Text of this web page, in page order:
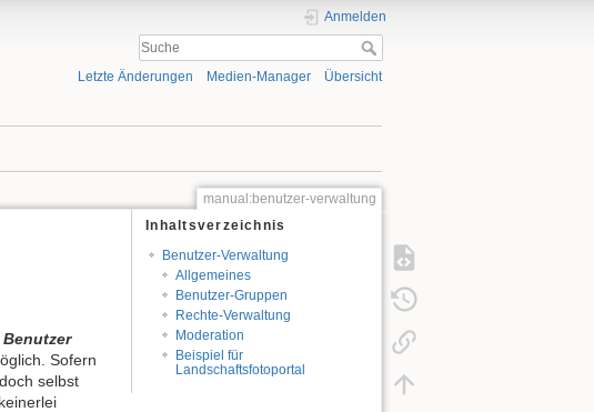
Anmelden
Letzte Änderungen Medien-Manager Übersicht
manual:benutzer-verwaltung
Inhaltsverzeichnis
Benutzer-Verwaltung
Allgemeines
Benutzer-Gruppen
Rechte-Verwaltung
Moderation
Beispiel für
Landschaftsfotoportal
Benutzer
Sofern
selbst